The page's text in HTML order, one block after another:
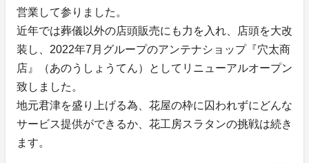
営業して参りました。
近年では葬儀以外の店頭販売にも力を入れ、店頭を大改
装し、2022年7月グループのアンテナショップ『穴太商
店』（あのうしょうてん）としてリニューアルオープン
致しました。
地元君津を盛り上げる為、花屋の枠に囚われずにどんな
サービス提供ができるか、花工房スラタンの挑戦は続き
ます。